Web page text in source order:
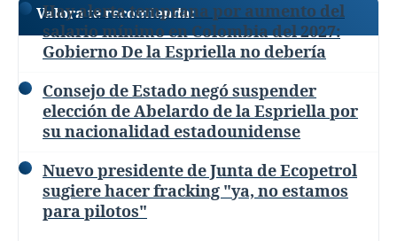
Valora te recomienda:
Hay alerta temprana por aumento del
salario mínimo en Colombia del 2027:
Gobierno De la Espriella no debería
Consejo de Estado negó suspender
elección de Abelardo de la Espriella por
su nacionalidad estadounidense
Nuevo presidente de Junta de Ecopetrol
sugiere hacer fracking "ya, no estamos
para pilotos"